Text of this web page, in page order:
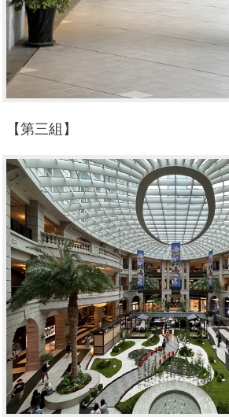
【第三組】